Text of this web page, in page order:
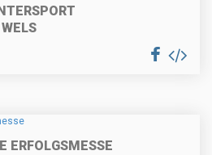
ERFOLGSMESSE